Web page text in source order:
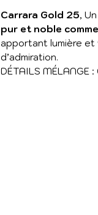
Carrara Gold 25,
pur et noble
apportant lumière et
d’admiration.
DÉTAILS MÉLANGE